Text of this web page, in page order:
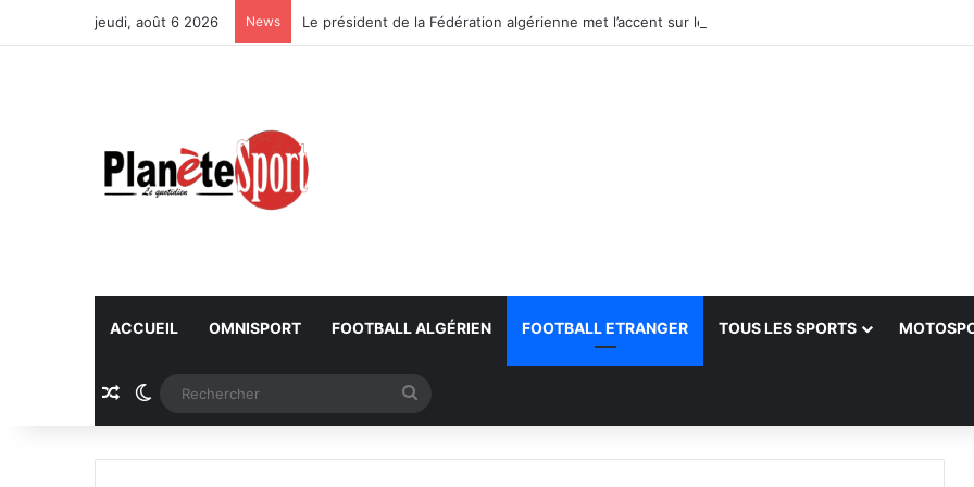
jeudi, août 6 2026 News
ACCUEIL OMNISPORT FOOTBALL ALGÉRIEN FOOTBALL ETRANGER TOUS LES SPORTS
Article Aléatoire
Switch skin